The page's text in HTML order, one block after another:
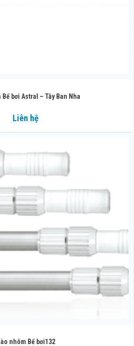
Bể bơi Astral – Tây Ban Nha
Liên hệ
nhôm Bể bơi132